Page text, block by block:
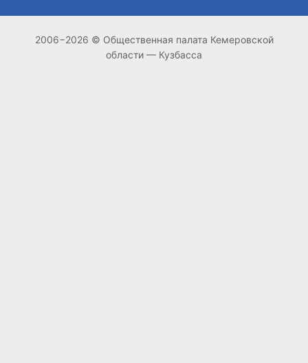
2006−2026 © Общественная палата Кемеровской
области — Кузбасса